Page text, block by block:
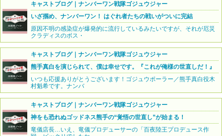
キャストブログ｜ナンバーワン戦隊ゴジュウジャー
いざ掴め、ナンバーワン！ はぐれ者たちの戦いがついに完結
原因不明の感染症が爆発的に流行しているみたいですが、それが厄災
クラディスのボス・
キャストブログ｜ナンバーワン戦隊ゴジュウジャー
熊手真白を演じられて、僕は幸せです。『これが俺様の世直しだ！』
いつも応援ありがとうございます！ゴジュウポーラー／熊手真白役木
村魁希です。ナンバ
キャストブログ｜ナンバーワン戦隊ゴジュウジャー
神をも恐れぬゴッドネス熊手の“覚悟の世直し”が始まる！
竜儀店長…いえ、竜儀プロデューサーの「百夜陸王プロデュース作